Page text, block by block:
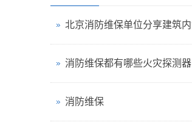
消防维保都有哪些火灾探测器
消防维保